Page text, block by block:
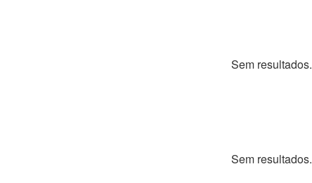
Sem resultados.
Sem resultados.